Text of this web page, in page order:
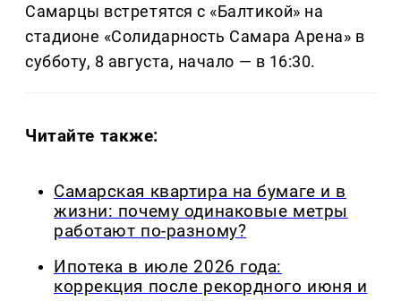
Самарцы встретятся с «Балтикой» на
стадионе «Солидарность Самара Арена» в
субботу, 8 августа, начало — в 16:30.
Читайте также:
Самарская квартира на бумаге и в
жизни: почему одинаковые метры
работают по-разному?
Ипотека в июле 2026 года:
коррекция после рекордного июня и